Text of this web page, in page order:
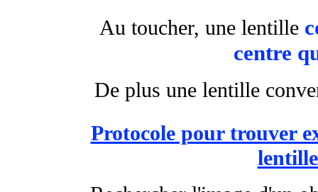
Au toucher, une lentille
centre
De plus une lentille
Protocole pour trouver